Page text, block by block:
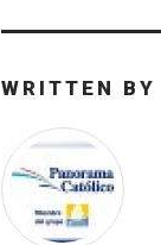
WRITTEN BY